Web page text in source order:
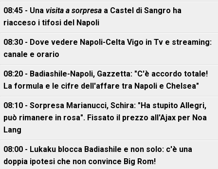
08:45 - Una visita a sorpresa a Castel di Sangro ha
riacceso i tifosi del Napoli
08:30 - Dove vedere Napoli-Celta Vigo in Tv e streaming:
canale e orario
08:20 - Badiashile-Napoli, Gazzetta: "C'è accordo totale!
La formula e le cifre dell'affare tra Napoli e Chelsea"
08:10 - Sorpresa Marianucci, Schira: "Ha stupito Allegri,
può rimanere in rosa". Fissato il prezzo all'Ajax per Noa
Lang
08:00 - Lukaku blocca Badiashile e non solo: c'è una
doppia ipotesi che non convince Big Rom!